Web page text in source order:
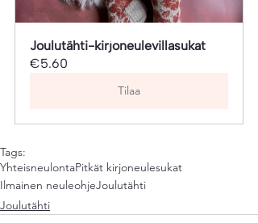
Joulutähti-kirjoneulevillasukat
€5.60
Tilaa
Tags:
YhteisneulontaPitkät kirjoneulesukat
Ilmainen neuleohjeJoulutähti
Joulutähti